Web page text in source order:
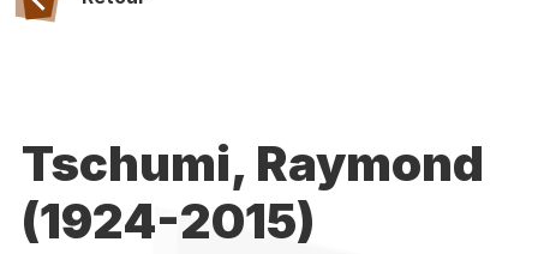
Tschumi, Raymond
(1924-2015)